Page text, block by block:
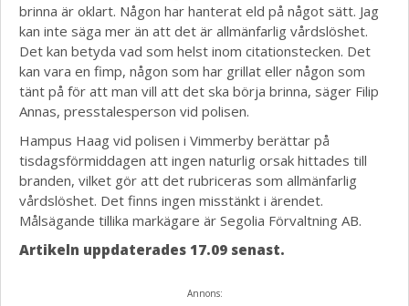
brinna är oklart. Någon har hanterat eld på något sätt. Jag
kan inte säga mer än att det är allmänfarlig vårdslöshet.
Det kan betyda vad som helst inom citationstecken. Det
kan vara en fimp, någon som har grillat eller någon som
tänt på för att man vill att det ska börja brinna, säger Filip
Annas, presstalesperson vid polisen.
Hampus Haag vid polisen i Vimmerby berättar på
tisdagsförmiddagen att ingen naturlig orsak hittades till
branden, vilket gör att det rubriceras som allmänfarlig
vårdslöshet. Det finns ingen misstänkt i ärendet.
Målsägande tillika markägare är Segolia Förvaltning AB.
Artikeln uppdaterades 17.09 senast.
Annons: